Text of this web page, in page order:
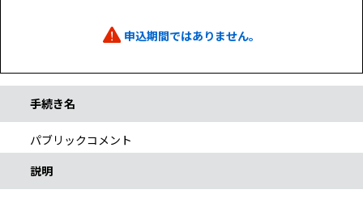
申込期間ではありません。
手続き名
パブリックコメント
説明